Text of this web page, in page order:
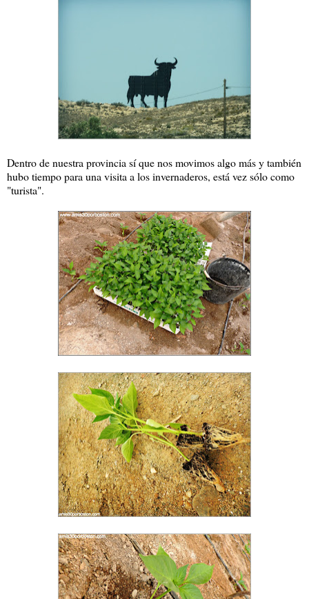
Dentro de nuestra provincia sí que nos movimos algo más y también
hubo tiempo para una visita a los invernaderos, está vez sólo como
"turista".